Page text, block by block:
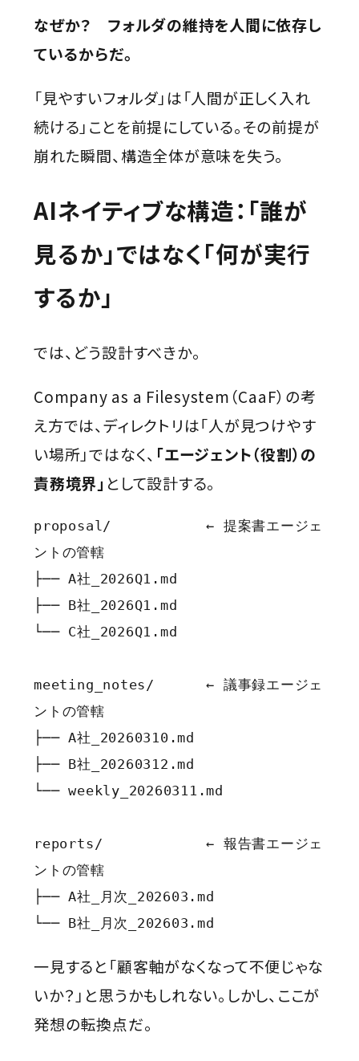
なぜか？ フォルダの維持を人間に依存し
ているからだ。
「見やすいフォルダ」は「人間が正しく入れ
続ける」ことを前提にしている。その前提が
崩れた瞬間、構造全体が意味を失う。
AIネイティブな構造：「誰が
見るか」ではなく「何が実行
するか」
では、どう設計すべきか。
Company as a Filesystem（CaaF）の考
え方では、ディレクトリは「人が見つけやす
い場所」ではなく、 「エージェント（役割）の
責務境界」 として設計する。
proposal/           ← 提案書エージェ
ントの管轄
├── A社_2026Q1.md
├── B社_2026Q1.md
└── C社_2026Q1.md
meeting_notes/      ← 議事録エージェ
ントの管轄
├── A社_20260310.md
├── B社_20260312.md
└── weekly_20260311.md
reports/            ← 報告書エージェ
ントの管轄
├── A社_月次_202603.md
└── B社_月次_202603.md
一見すると「顧客軸がなくなって不便じゃな
いか？」と思うかもしれない。しかし、ここが
発想の転換点だ。